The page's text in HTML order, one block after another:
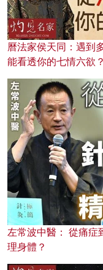
曆法家侯天同：遇到
能看透你的七情六欲？
左常波中醫： 從痛症
理身體？